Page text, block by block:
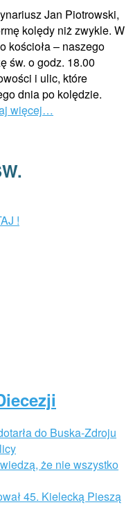
Jan Piotrowski,
kolędy niż zwykle. W
kościoła – naszego
św. o godz. 18.00
i ulic, które
dnia po kolędzie.
więcej…
!
do Buska-Zdroju
że nie wszystko
45. Kielecką Pieszą